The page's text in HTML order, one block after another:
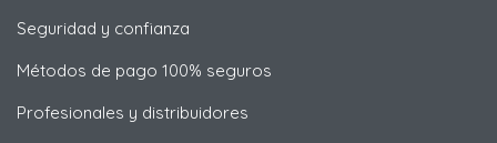
Seguridad y confianza
Métodos de pago 100% seguros
Profesionales y distribuidores